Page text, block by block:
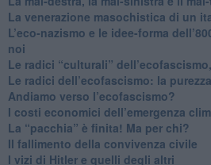
​La venerazione masochistica di un
​L’eco-nazismo e le idee-forma
noi
​Le radici “culturali”
Le radici dell’ecofascismo: la
Andiamo verso l’ecofascismo?
I costi economici dell’emergenza
​La “pacchia” è finita! Ma per chi?
​Il fallimento della convivenza civile
​I vizi di Hitler e quelli degli altri